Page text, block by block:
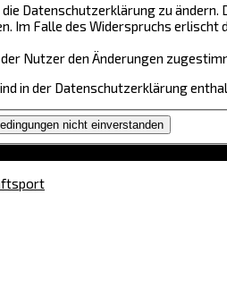
Datenschutzerklärung zu
Im Falle des Widerspruchs
Nutzer den Änderungen
in der Datenschutzerklärung